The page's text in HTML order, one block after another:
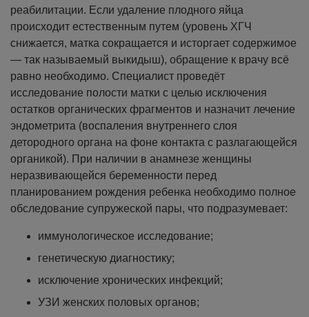
реабилитации. Если удаление плодного яйца
происходит естественным путем (уровень ХГЧ
снижается, матка сокращается и исторгает содержимое
— так называемый выкидыш), обращение к врачу всё
равно необходимо. Специалист проведёт
исследование полости матки с целью исключения
остатков органических фрагментов и назначит лечение
эндометрита (воспаления внутреннего слоя
детородного органа на фоне контакта с разлагающейся
органикой). При наличии в анамнезе женщины
неразвивающейся беременности перед
планированием рождения ребенка необходимо полное
обследование супружеской пары, что подразумевает:
иммунологическое исследование;
генетическую диагностику;
исключение хронических инфекций;
УЗИ женских половых органов;